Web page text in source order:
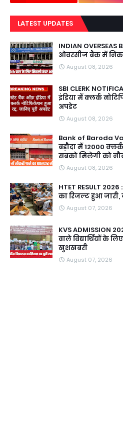
LATEST UPDATES
INDIAN OVERSEAS
ओवरसीज बैंक में
August 08, 2026
SBI CLERK
इंडिया में क्लर्क
अपडेट
August 08, 2026
Bank of Baroda
बड़ौदा में 12000
सबको मिलेगी को
August 08, 2026
HTET RESULT 2026
का रिजल्ट हुआ
August 07, 2026
KVS ADMISSION
वाले विद्यार्थियों के
खुशखबरी
August 07, 2026